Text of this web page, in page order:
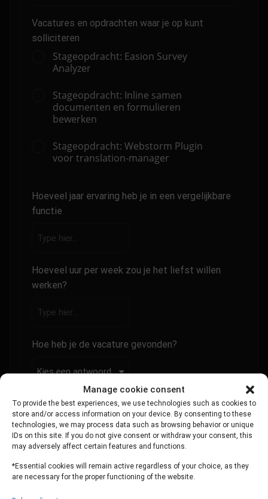
Manage cookie consent
To provide the best experiences, we use technologies such as cookies to
store and/or access information on your device. By consenting to these
technologies, we may process data such as browsing behavior or unique
IDs on this site. If you do not give consent or withdraw your consent, this
may adversely affect certain features and functions.
*Essential cookies will remain active regardless of your choice, as they
are necessary for the proper functioning of the website.
Vacatures en opdrachten waar je op kunt
solliciteren
Stageopdracht: Easion Survey
Analyzer
Stageopdracht: Inline samen
documenten en formulieren
bewerken
Stageopdracht: Webstorm Plugin
voor translation-manager
Hoeveel jaar ervaring heb je in een vergelijkbare
functie
Hoeveel uur per week zou je het liefst willen
werken?
Hoe heb je de vacature gevonden?
Toegevoegde documenten
Hieronder kun je je motivatiebrief en je CV
uploaden.
UPLOAD JOUW MOTIEVATIEBRIEF